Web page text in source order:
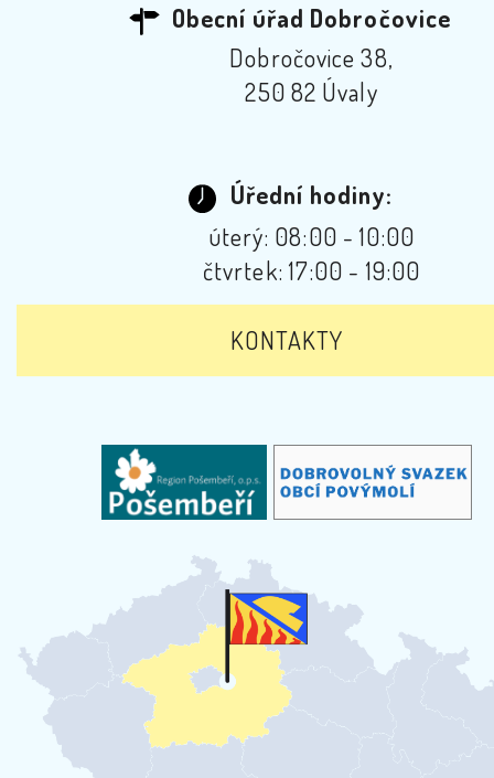
Obecní úřad Dobročovice
Dobročovice 38,
250 82 Úvaly
Úřední hodiny:
úterý: 08:00 - 10:00
čtvrtek: 17:00 - 19:00
KONTAKTY